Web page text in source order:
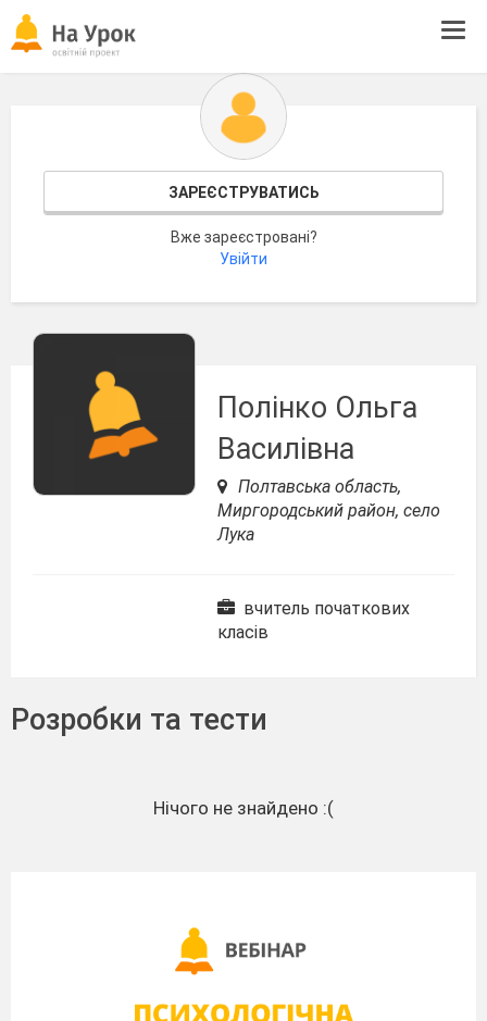
ЗАРЕЄСТРУВАТИСЬ
Вже зареєстровані?
Увійти
Полінко Ольга
Василівна
Полтавська область,
Миргородський район, село
Лука
вчитель початкових
класів
Розробки та тести
Нічого не знайдено :(